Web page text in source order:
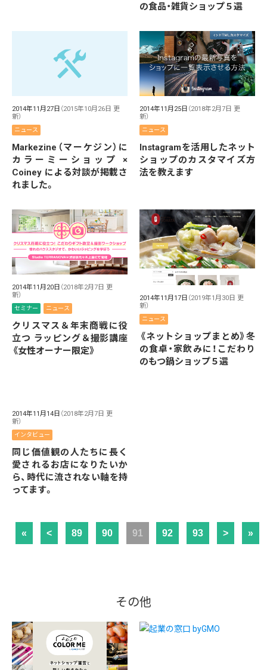
の食品・雑貨ショップ５選
2014年11月27日 （2015年10月26日 更
新）
ニュース
Markezine（マーケジン）に
カラーミーショップ ×
Coiney による対談が掲載さ
れました。
2014年11月25日 （2018年2月7日 更
新）
ニュース
Instagramを活用したネット
ショップのカスタマイズ方
法を教えます
2014年11月20日 （2018年2月7日 更
新）
セミナー ニュース
クリスマス＆年末商戦に役
立つ ラッピング＆撮影講座
《女性オーナー限定》
2014年11月17日 （2019年1月30日 更
新）
ニュース
《ネットショップまとめ》冬
の食卓・家飲みに！こだわり
のもつ鍋ショップ５選
2014年11月14日 （2018年2月7日 更
新）
インタビュー
同じ価値観の人たちに長く
愛されるお店になりたいか
ら、時代に流されない軸を持
ってます。
« < 89 90 91 92 93 > »
その他